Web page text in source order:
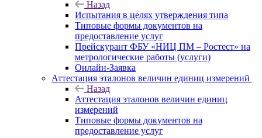
Назад
Испытания в целях утверждения типа
Типовые формы документов на
предоставление услуг
Прейскурант ФБУ «НИЦ ПМ – Ростест» на
метрологические работы (услуги)
Онлайн-Заявка
Аттестация эталонов величин единиц измерений
Назад
Аттестация эталонов величин единиц
измерений
Типовые формы документов на
предоставление услуг